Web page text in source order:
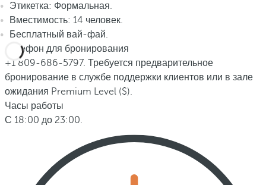
Этикетка: Формальная.
Вместимость: 14 человек.
Бесплатный вай-фай.
Телефон для бронирования
+1 809-686-5797. Требуется предварительное
бронирование в службе поддержки клиентов или в зале
ожидания Premium Level ($).
Часы работы
С 18:00 до 23:00.